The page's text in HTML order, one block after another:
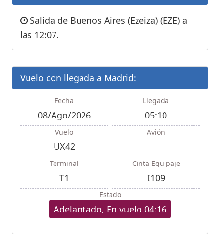
Salida de Buenos Aires (Ezeiza) (EZE) a
las 12:07.
Vuelo con llegada a Madrid:
Fecha
08/Ago/2026
Llegada
05:10
Vuelo
UX42
Avión
Terminal
T1
Cinta Equipaje
I109
Estado
Adelantado, En vuelo 04:16